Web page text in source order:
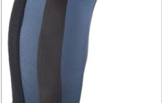
har
flere
varianter.
Mulighederne
kan
vælges